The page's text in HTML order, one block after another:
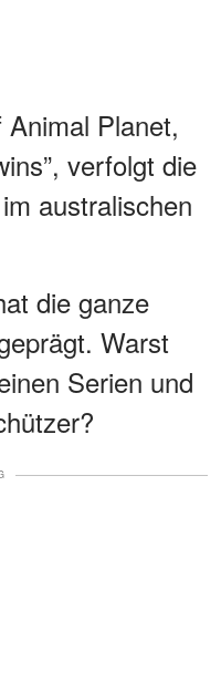
Planet,
verfolgt die
australischen
die ganze
Warst
Serien und